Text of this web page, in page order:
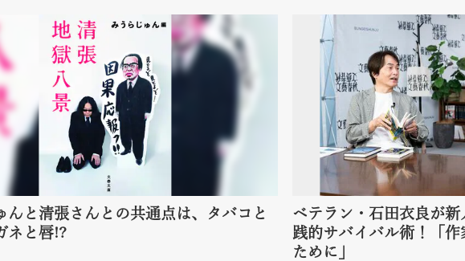
んと清張さんとの共通点は、タバコと
ネと唇!?
ベテラン・石田衣良が
践的サバイバル術！「
ために」